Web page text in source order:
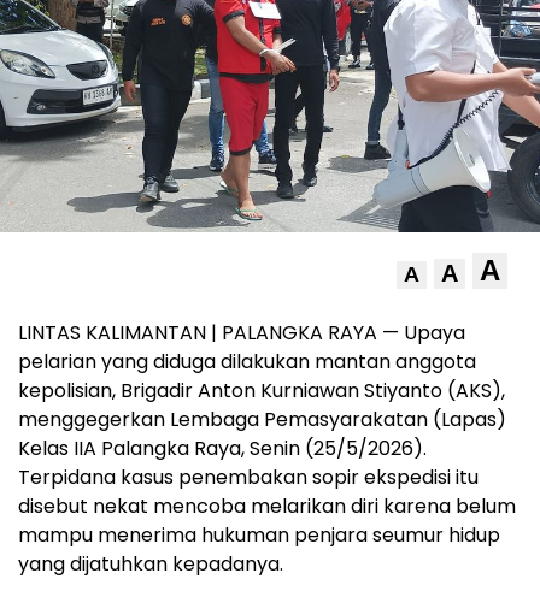
A A A
LINTAS KALIMANTAN | PALANGKA RAYA — Upaya
pelarian yang diduga dilakukan mantan anggota
kepolisian, Brigadir Anton Kurniawan Stiyanto (AKS),
menggegerkan Lembaga Pemasyarakatan (Lapas)
Kelas IIA Palangka Raya, Senin (25/5/2026).
Terpidana kasus penembakan sopir ekspedisi itu
disebut nekat mencoba melarikan diri karena belum
mampu menerima hukuman penjara seumur hidup
yang dijatuhkan kepadanya.